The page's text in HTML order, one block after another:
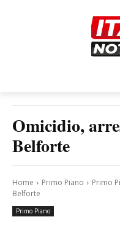
Omicidio,
Belforte
Home Primo Piano Primo
Belforte
Primo Piano